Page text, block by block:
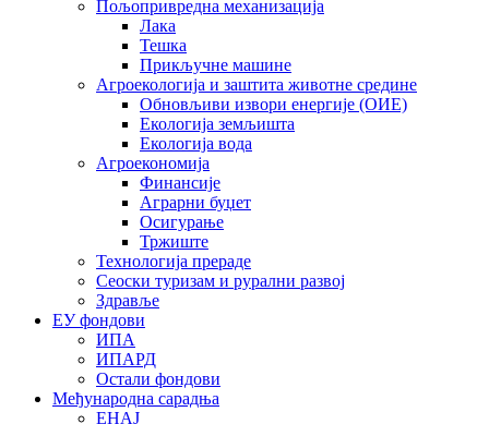
Пољопривредна механизација
Лака
Тешка
Прикључне машине
Агроекологија и заштита животне средине
Обновљиви извори енергије (ОИЕ)
Екологија земљишта
Екологија вода
Агроекономија
Финансије
Аграрни буџет
Осигурање
Тржиште
Технологија прераде
Сеоски туризам и рурални развој
Здравље
ЕУ фондови
ИПА
ИПАРД
Остали фондови
Међународна сарадња
ЕНАЈ